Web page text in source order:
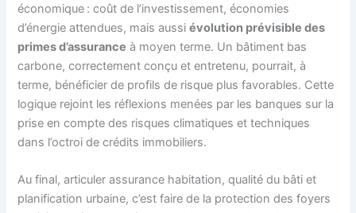
économique : coût de l’investissement, économies
d’énergie attendues, mais aussiévolution prévisible des
primes d’assurance à moyen terme. Un bâtiment bas
carbone, correctement conçu et entretenu, pourrait, à
terme, bénéficier de profils de risque plus favorables. Cette
logique rejoint les réflexions menées par les banques sur la
prise en compte des risques climatiques et techniques
dans l’octroi de crédits immobiliers.
Au final, articuler assurance habitation, qualité du bâti et
planification urbaine, c’est faire de la protection des foyers